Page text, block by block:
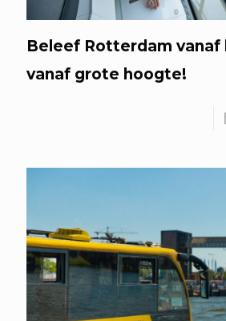
Beleef Rotterdam
vanaf grote hoogte!